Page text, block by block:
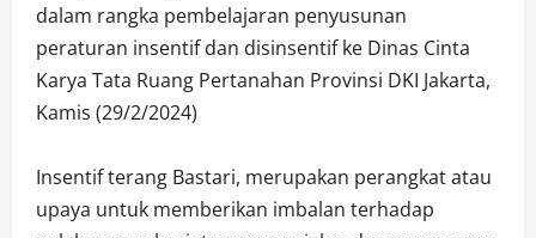
dalam rangka pembelajaran penyusunan
peraturan insentif dan disinsentif ke Dinas Cinta
Karya Tata Ruang Pertanahan Provinsi DKI Jakarta,
Kamis (29/2/2024)
Insentif terang Bastari, merupakan perangkat atau
upaya untuk memberikan imbalan terhadap